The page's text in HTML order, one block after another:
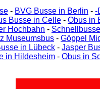
- BVG Busse in Berlin - -
Busse in Celle - Obus in
Hochbahn -
Museumsbus - Göppel
in Lübeck - Jasper
in Hildesheim - Obus in